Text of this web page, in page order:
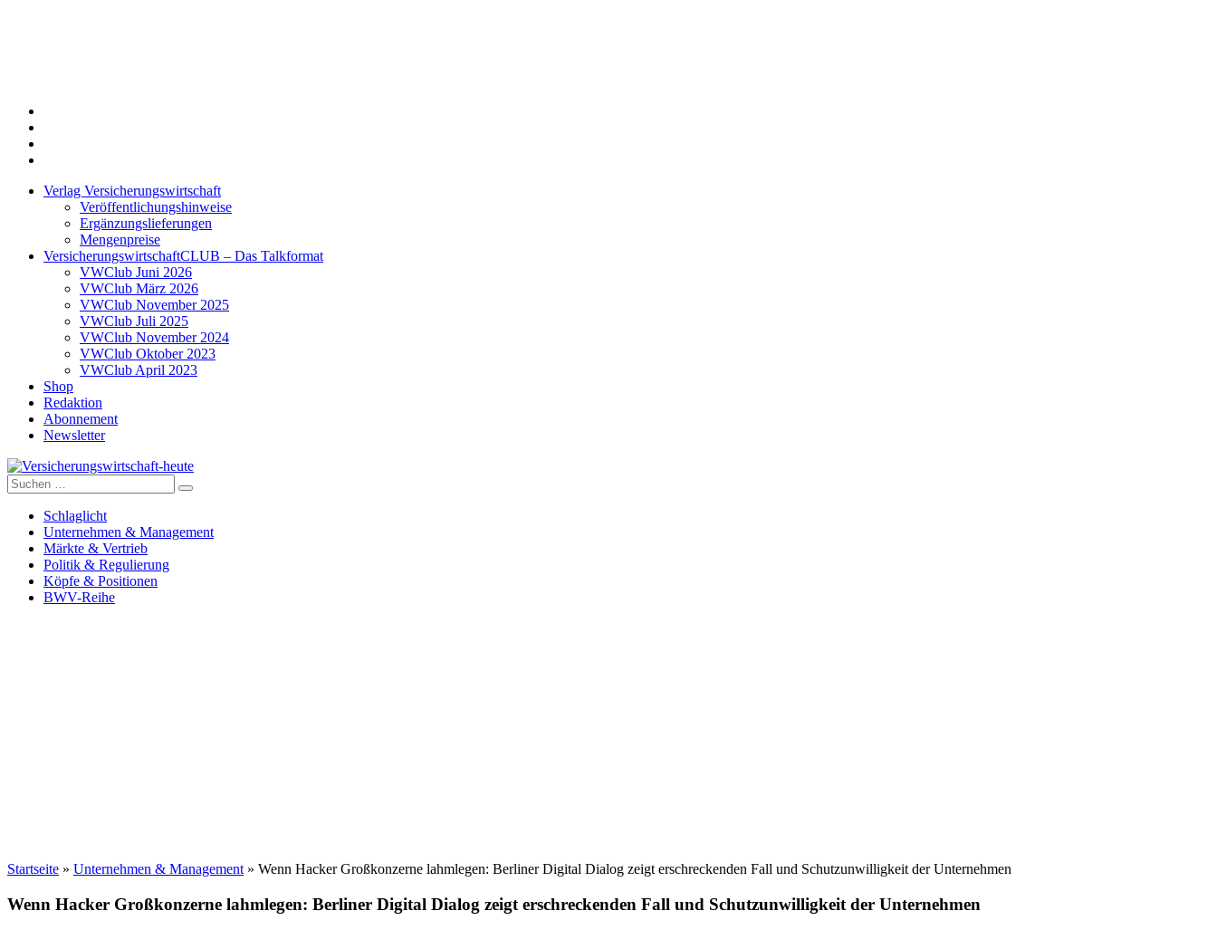
Verlag Versicherungswirtschaft
Veröffentlichungshinweise
Ergänzungslieferungen
Mengenpreise
VersicherungswirtschaftCLUB – Das Talkformat
VWClub Juni 2026
VWClub März 2026
VWClub November 2025
VWClub Juli 2025
VWClub November 2024
VWClub Oktober 2023
VWClub April 2023
Shop
Redaktion
Abonnement
Newsletter
Versicherungswirtschaft-heute
Suche
nach:
Schlaglicht
Unternehmen & Management
Märkte & Vertrieb
Politik & Regulierung
Köpfe & Positionen
BWV-Reihe
Startseite » Unternehmen & Management » Wenn Hacker Großkonzerne lahmlegen: Berliner Digital Dialog zeigt erschreckenden Fall und Schutzunwilligkeit der Unternehmen
Wenn Hacker Großkonzerne lahmlegen: Berliner Digital Dialog zeigt erschreckenden Fall und Schutzunwilligkeit der Unternehmen